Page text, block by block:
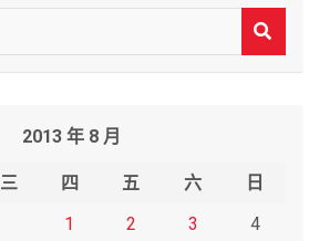
2013 年 8 月
三 四 五 六
日
1
2 3
4